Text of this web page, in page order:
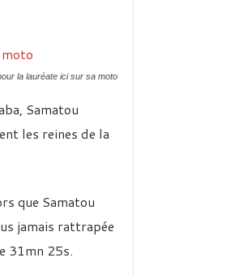
la lauréate ici sur sa moto
Samatou
les reines de la
que Samatou
jamais rattrapée
31mn 25s.